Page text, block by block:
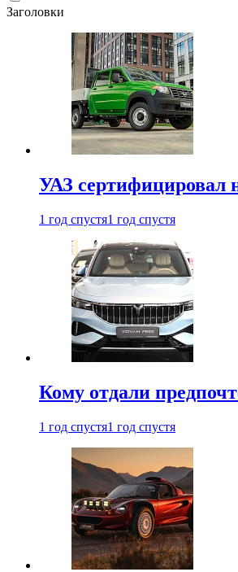
Заголовки
УАЗ сертифицировал
1 год спустя1 год спустя
Кому отдали
1 год спустя1 год спустя